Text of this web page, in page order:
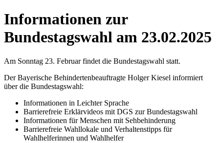
Informationen zur
Bundestagswahl am 23.02.2025
Am Sonntag 23. Februar findet die Bundestagswahl statt.
Der Bayerische Behindertenbeauftragte Holger Kiesel informiert
über die Bundestagswahl:
Informationen in Leichter Sprache
Barrierefreie Erklärvideos mit DGS zur Bundestagswahl
Informationen für Menschen mit Sehbehinderung
Barrierefreie Wahllokale und Verhaltenstipps für
Wahlhelferinnen und Wahlhelfer